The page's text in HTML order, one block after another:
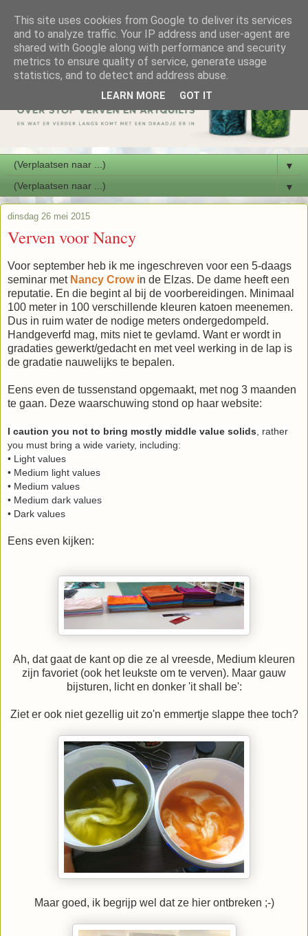
▼
▼
dinsdag 26 mei 2015
Verven voor Nancy
Voor september heb ik me ingeschreven voor een 5-daags
seminar met Nancy Crow in de Elzas. De dame heeft een
reputatie. En die begint al bij de voorbereidingen. Minimaal
100 meter in 100 verschillende kleuren katoen meenemen.
Dus in ruim water de nodige meters ondergedompeld.
Handgeverfd mag, mits niet te gevlamd. Want er wordt in
gradaties gewerkt/gedacht en met veel werking in de lap is
de gradatie nauwelijks te bepalen.
Eens even de tussenstand opgemaakt, met nog 3 maanden
te gaan. Deze waarschuwing stond op haar website:
I caution you not to bring mostly middle value solids , rather
you must bring a wide variety, including:
• Light values
• Medium light values
• Medium values
• Medium dark values
• Dark values
Eens even kijken:
Ah, dat gaat de kant op die ze al vreesde, Medium kleuren
zijn favoriet (ook het leukste om te verven). Maar gauw
bijsturen, licht en donker 'it shall be':
Ziet er ook niet gezellig uit zo'n emmertje slappe thee toch?
Maar goed, ik begrijp wel dat ze hier ontbreken ;-)
This site uses cookies from Google to deliver its services
and to analyze traffic. Your IP address and user-agent are
shared with Google along with performance and security
metrics to ensure quality of service, generate usage
statistics, and to detect and address abuse.
LEARN MORE GOT IT